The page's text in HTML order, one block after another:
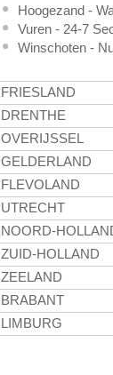
Hoogezand -
Vuren - 24-7
Winschoten -
FRIESLAND
DRENTHE
OVERIJSSEL
GELDERLAND
FLEVOLAND
UTRECHT
NOORD-
ZUID-HOLLAND
ZEELAND
BRABANT
LIMBURG